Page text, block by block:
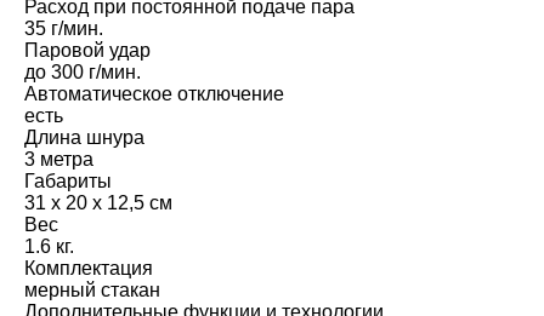
Расход при постоянной подаче пара
35 г/мин.
Паровой удар
до 300 г/мин.
Автоматическое отключение
есть
Длина шнура
3 метра
Габариты
31 x 20 x 12,5 см
Вес
1.6 кг.
Комплектация
мерный стакан